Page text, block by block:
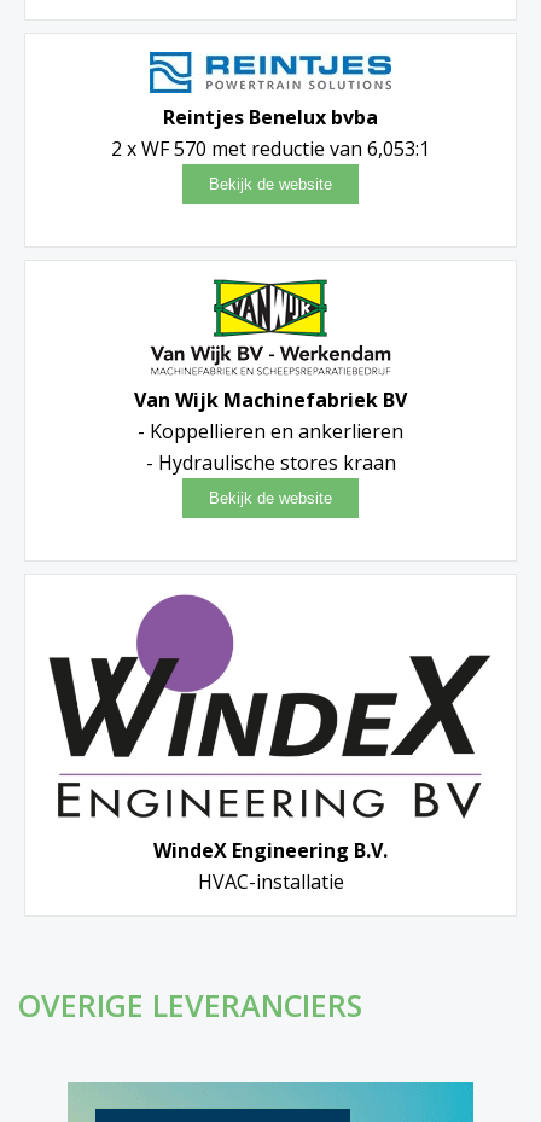
Reintjes Benelux bvba
2 x WF 570 met reductie van 6,053:1
Van Wijk Machinefabriek BV
- Koppellieren en ankerlieren
- Hydraulische stores kraan
WindeX Engineering B.V.
HVAC-installatie
OVERIGE LEVERANCIERS